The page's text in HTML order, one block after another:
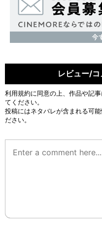
レビュー/
利用規約に同意の上、作品や記
てください。
投稿にはネタバレが含まれる可
ださい。